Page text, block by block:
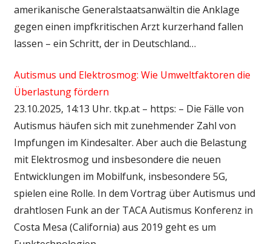
amerikanische Generalstaatsanwältin die Anklage
gegen einen impfkritischen Arzt kurzerhand fallen
lassen – ein Schritt, der in Deutschland…
Autismus und Elektrosmog: Wie Umweltfaktoren die
Überlastung fördern
23.10.2025, 14:13 Uhr. tkp.at – https: – Die Fälle von
Autismus häufen sich mit zunehmender Zahl von
Impfungen im Kindesalter. Aber auch die Belastung
mit Elektrosmog und insbesondere die neuen
Entwicklungen im Mobilfunk, insbesondere 5G,
spielen eine Rolle. In dem Vortrag über Autismus und
drahtlosen Funk an der TACA Autismus Konferenz in
Costa Mesa (California) aus 2019 geht es um